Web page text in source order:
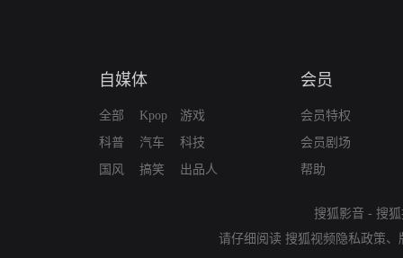
自媒体
全部
科普
国风
Kpop
汽车
搞笑
游戏
科技
出品人
会员
会员特权
会员剧场
帮助
搜狐影音 - 搜
请仔细阅读 搜狐视频隐私政策、